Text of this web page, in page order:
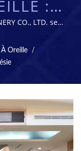
:
|
-
DE
CO., LTD. se
machines
ans.
Oreille
/